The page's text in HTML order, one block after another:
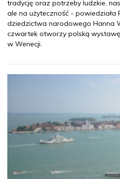
tradycję oraz potrzeby ludzkie,
ale na użyteczność - powiedziała
dziedzictwa narodowego Hanna
czwartek otworzy polską
w Wenecji.